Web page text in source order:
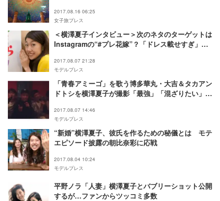
2017.08.16 06:25
女子旅プレス
＜横澤夏子インタビュー＞次のネタのターゲットは
Instagramの“#プレ花嫁”？「ドレス載せすぎ」
2017.08.07 21:28
モデルプレス
「青春アミーゴ」を歌う博多華丸・大吉＆タカアン
ドトシを横澤夏子が撮影「最強」「混ざりたい」反
2017.08.07 14:46
モデルプレス
“新婚”横澤夏子、彼氏を作るための秘儀とは モテ
エピソード披露の朝比奈彩に応戦
2017.08.04 10:24
モデルプレス
平野ノラ「人妻」横澤夏子とバブリーショット公開
するが…ファンからツッコミ多数